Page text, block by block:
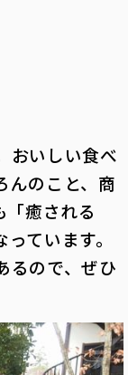
おいしい食べ
んのこと、商
癒される
ています。
るので、ぜひ